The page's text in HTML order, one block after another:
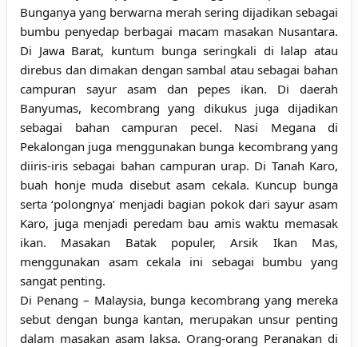
Bunganya yang berwarna merah sering dijadikan sebagai
bumbu penyedap berbagai macam masakan Nusantara.
Di Jawa Barat, kuntum bunga seringkali di lalap atau
direbus dan dimakan dengan sambal atau sebagai bahan
campuran sayur asam dan pepes ikan. Di daerah
Banyumas, kecombrang yang dikukus juga dijadikan
sebagai bahan campuran pecel. Nasi Megana di
Pekalongan juga menggunakan bunga kecombrang yang
diiris-iris sebagai bahan campuran urap. Di Tanah Karo,
buah honje muda disebut asam cekala. Kuncup bunga
serta ‘polongnya’ menjadi bagian pokok dari sayur asam
Karo, juga menjadi peredam bau amis waktu memasak
ikan. Masakan Batak populer, Arsik Ikan Mas,
menggunakan asam cekala ini sebagai bumbu yang
sangat penting.
Di Penang – Malaysia, bunga kecombrang yang mereka
sebut dengan bunga kantan, merupakan unsur penting
dalam masakan asam laksa. Orang-orang Peranakan di